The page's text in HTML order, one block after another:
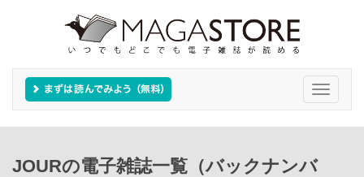
Toggle
JOURの電子雑誌一覧（バックナンバ